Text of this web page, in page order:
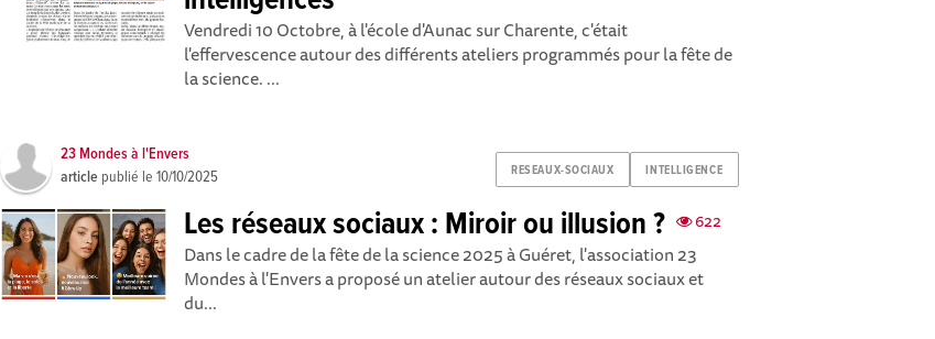
Vendredi 10 Octobre, à l'école d'Aunac sur Charente, c'était
l'effervescence autour des différents ateliers programmés pour la fête de
la science. ...
RESEAUX-SOCIAUX INTELLIGENCE
23 Mondes à l'Envers
article publié le10/10/2025
622
Les réseaux sociaux : Miroir ou illusion ?
Dans le cadre de la fête de la science 2025 à Guéret, l'association 23
Mondes à l'Envers a proposé un atelier autour des réseaux sociaux et
du...